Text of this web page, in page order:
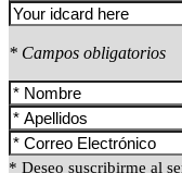
* Campos obligatorios
* Deseo suscribirme al